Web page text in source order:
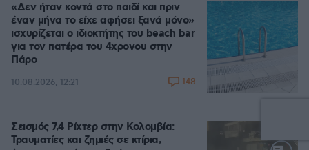
«Δεν ήταν κοντά στο παιδί και πριν
έναν μήνα το είχε αφήσει ξανά μόνο»
ισχυρίζεται ο ιδιοκτήτης του beach bar
για τον πατέρα του 4χρονου στην
Πάρο
10.08.2026, 12:21 148
Σεισμός 7,4 Ρίχτερ στην Κολομβία:
Τραυματίες και ζημιές σε κτίρια,